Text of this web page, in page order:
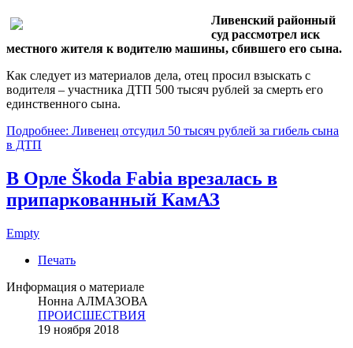
Ливенский районный
суд рассмотрел иск
местного жителя к водителю машины, сбившего его сына.
Как следует из материалов дела, отец просил взыскать с
водителя – участника ДТП 500 тысяч рублей за смерть его
единственного сына.
Подробнее: Ливенец отсудил 50 тысяч рублей за гибель сына
в ДТП
В Орле Škoda Fabia врезалась в
припаркованный КамАЗ
Empty
Печать
Информация о материале
Нонна АЛМАЗОВА
ПРОИСШЕСТВИЯ
19 ноября 2018